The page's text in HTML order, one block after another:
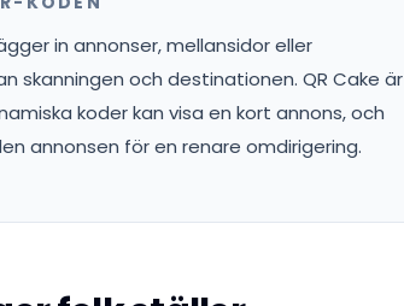
in annonser, mellansidor eller
skanningen och destinationen. QR Cake är
koder kan visa en kort annons, och
annonsen för en renare omdirigering.